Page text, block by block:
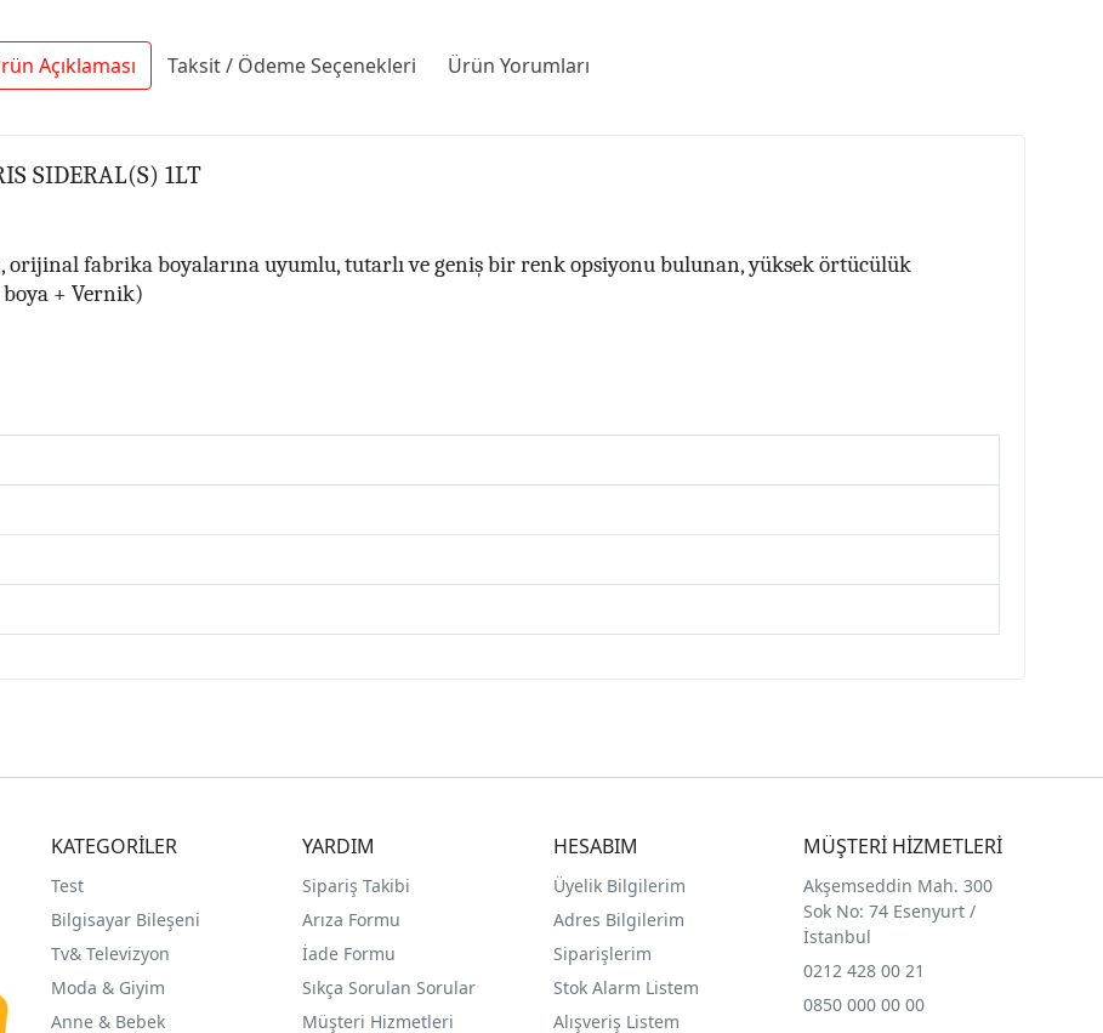
Açıklaması Taksit / Ödeme Seçenekleri Ürün Yorumları
SIDERAL(S) 1LT
fabrika boyalarına uyumlu, tutarlı ve geniş bir renk opsiyonu bulunan, yüksek örtücülük
+ Vernik)
KATEGORİLER
Test
Bilgisayar Bileşeni
Tv& Televizyon
Moda & Giyim
Anne & Bebek
YARDIM
Sipariş Takibi
Arıza Formu
İade Formu
Sıkça Sorulan Sorular
Müşteri Hizmetleri
HESABIM
Üyelik Bilgilerim
Adres Bilgilerim
Siparişlerim
Stok Alarm Listem
Alışveriş Listem
MÜŞTERİ HİZMETLERİ
Akşemseddin Mah. 300
Sok No: 74 Esenyurt /
İstanbul
0212 428 00 21
0850 000 00 00